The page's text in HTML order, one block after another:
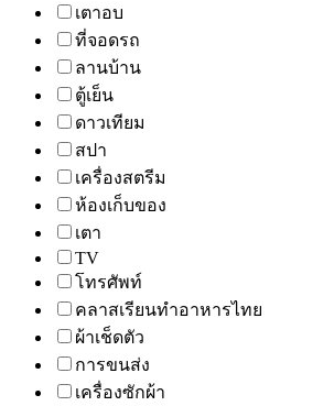
เตาอบ
ที่จอดรถ
ลานบ้าน
ตู้เย็น
ดาวเทียม
สปา
เครื่องสตรีม
ห้องเก็บของ
เตา
TV
โทรศัพท์
คลาสเรียนทำอาหารไทย
ผ้าเช็ดตัว
การขนส่ง
เครื่องซักผ้า